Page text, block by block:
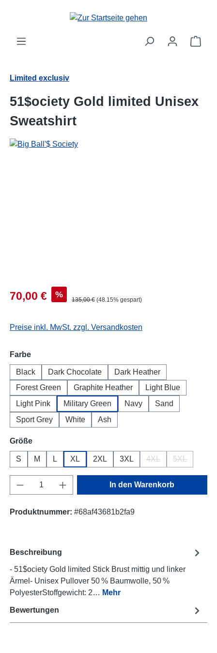
Limited exclusiv
51$ociety Gold limited Unisex
Sweatshirt
70,00 € %
135,00 € (48.15% gespart)
Preise inkl. MwSt. zzgl. Versandkosten
Farbeauswählen
Black Dark Chocolate
Dark Heather
Forest Green
Graphite Heather
Light Blue
Light Pink
Military Green Navy
Sand
Sport Grey
White Ash
Größeauswählen
S M L XL 2XL 3XL 4XL 5XL
Produkt Anzahl: Gib den gewünschten
In den Warenkorb
Produktnummer: #68af43681b2fa9
Beschreibung
- 51$ociety Gold limited Stick Brust mittig und linker
Ärmel- Unisex Pullover 50 % Baumwolle, 50 %
PolyesterStoffgewicht: 2… Mehr
Bewertungen